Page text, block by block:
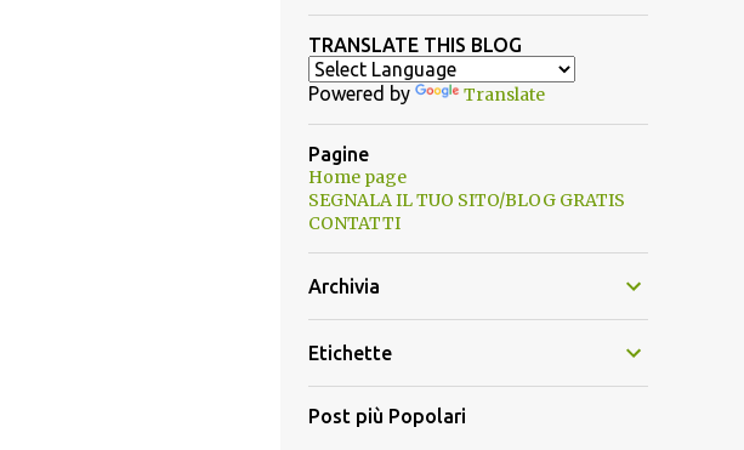
TRANSLATE THIS BLOG
Powered by Translate
Pagine
Home page
SEGNALA IL TUO SITO/BLOG GRATIS
CONTATTI
Archivia
Etichette
Post più Popolari